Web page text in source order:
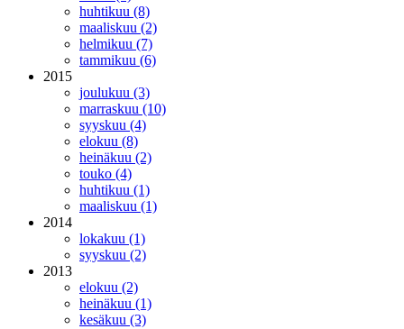
huhtikuu (8)
maaliskuu (2)
helmikuu (7)
tammikuu (6)
2015
joulukuu (3)
marraskuu (10)
syyskuu (4)
elokuu (8)
heinäkuu (2)
touko (4)
huhtikuu (1)
maaliskuu (1)
2014
lokakuu (1)
syyskuu (2)
2013
elokuu (2)
heinäkuu (1)
kesäkuu (3)